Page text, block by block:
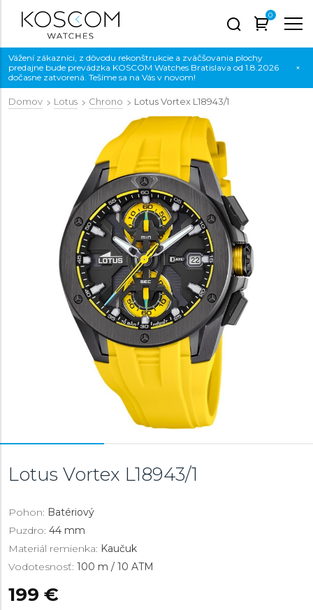
0
Vážení zákazníci, z dôvodu rekonštrukcie a zväčšovania plochy
predajne bude prevádzka KOSCOM Watches Bratislava od 1.8.2026
dočasne zatvorená. Tešíme sa na Vás v novom!
×
Domov Lotus Chrono Lotus Vortex L18943/1
Lotus Vortex L18943/1
Pohon: Batériový
Puzdro: 44 mm
Materiál remienka: Kaučuk
Vodotesnosť: 100 m / 10 ATM
199 €